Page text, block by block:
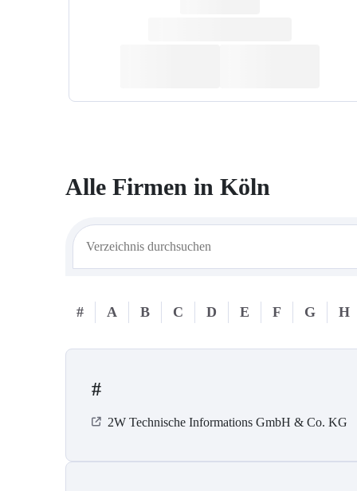
Alle Firmen in Köln
# A B C D E F G H
#
2W Technische Informations GmbH & Co. KG